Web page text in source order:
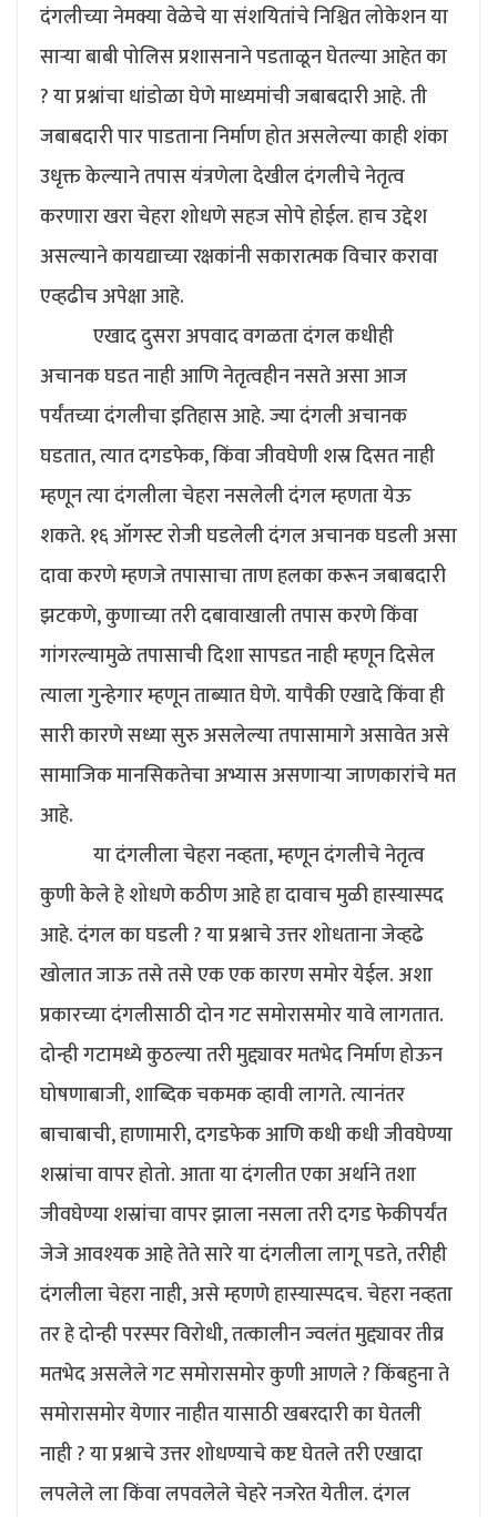
दंगलीच्या नेमक्या वेळेचे या संशयितांचे निश्चित लोकेशन या
साऱ्या बाबी पोलिस प्रशासनाने पडताळून घेतल्या आहेत का
? या प्रश्नांचा धांडोळा घेणे माध्यमांची जबाबदारी आहे. ती
जबाबदारी पार पाडताना निर्माण होत असलेल्या काही शंका
उधृक्त केल्याने तपास यंत्रणेला देखील दंगलीचे नेतृत्व
करणारा खरा चेहरा शोधणे सहज सोपे होईल. हाच उद्देश
असल्याने कायद्याच्या रक्षकांनी सकारात्मक विचार करावा
एव्हढीच अपेक्षा आहे.
एखाद दुसरा अपवाद वगळता दंगल कधीही
अचानक घडत नाही आणि नेतृत्वहीन नसते असा आज
पर्यंतच्या दंगलीचा इतिहास आहे. ज्या दंगली अचानक
घडतात, त्यात दगडफेक, किंवा जीवघेणी शस्र दिसत नाही
म्हणून त्या दंगलीला चेहरा नसलेली दंगल म्हणता येऊ
शकते. १६ ऑगस्ट रोजी घडलेली दंगल अचानक घडली असा
दावा करणे म्हणजे तपासाचा ताण हलका करून जबाबदारी
झटकणे, कुणाच्या तरी दबावाखाली तपास करणे किंवा
गांगरल्यामुळे तपासाची दिशा सापडत नाही म्हणून दिसेल
त्याला गुन्हेगार म्हणून ताब्यात घेणे. यापैकी एखादे किंवा ही
सारी कारणे सध्या सुरु असलेल्या तपासामागे असावेत असे
सामाजिक मानसिकतेचा अभ्यास असणाऱ्या जाणकारांचे मत
आहे.
या दंगलीला चेहरा नव्हता, म्हणून दंगलीचे नेतृत्व
कुणी केले हे शोधणे कठीण आहे हा दावाच मुळी हास्यास्पद
आहे. दंगल का घडली ? या प्रश्नाचे उत्तर शोधताना जेव्हढे
खोलात जाऊ तसे तसे एक एक कारण समोर येईल. अशा
प्रकारच्या दंगलीसाठी दोन गट समोरासमोर यावे लागतात.
दोन्ही गटामध्ये कुठल्या तरी मुद्द्यावर मतभेद निर्माण होऊन
घोषणाबाजी, शाब्दिक चकमक व्हावी लागते. त्यानंतर
बाचाबाची, हाणामारी, दगडफेक आणि कधी कधी जीवघेण्या
शस्रांचा वापर होतो. आता या दंगलीत एका अर्थाने तशा
जीवघेण्या शस्रांचा वापर झाला नसला तरी दगड फेकीपर्यंत
जेजे आवश्यक आहे तेते सारे या दंगलीला लागू पडते, तरीही
दंगलीला चेहरा नाही, असे म्हणणे हास्यास्पदच. चेहरा नव्हता
तर हे दोन्ही परस्पर विरोधी, तत्कालीन ज्वलंत मुद्द्यावर तीव्र
मतभेद असलेले गट समोरासमोर कुणी आणले ? किंबहुना ते
समोरासमोर येणार नाहीत यासाठी खबरदारी का घेतली
नाही ? या प्रश्नाचे उत्तर शोधण्याचे कष्ट घेतले तरी एखादा
लपलेले ला किंवा लपवलेले चेहरे नजरेत येतील. दंगल